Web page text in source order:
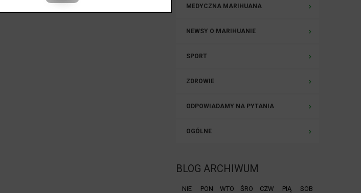
MEDYCZNA MARIHUANA
NEWSY O MARIHUANIE
SPORT
ZDROWIE
ODPOWIADAMY NA PYTANIA
OGÓLNE
BLOG ARCHIWUM
NIE PON WTO ŚRO CZW PIĄ SOB